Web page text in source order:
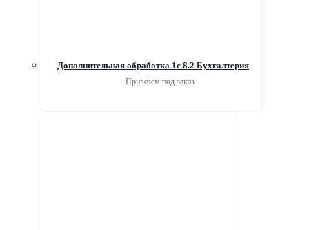
Дополнительная обработка 1с 8.2 Бухгалтерия
Привезем под заказ